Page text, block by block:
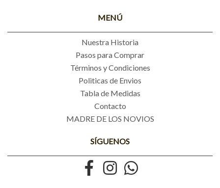
MENÚ
Nuestra Historia
Pasos para Comprar
Términos y Condiciones
Politicas de Envios
Tabla de Medidas
Contacto
MADRE DE LOS NOVIOS
SÍGUENOS